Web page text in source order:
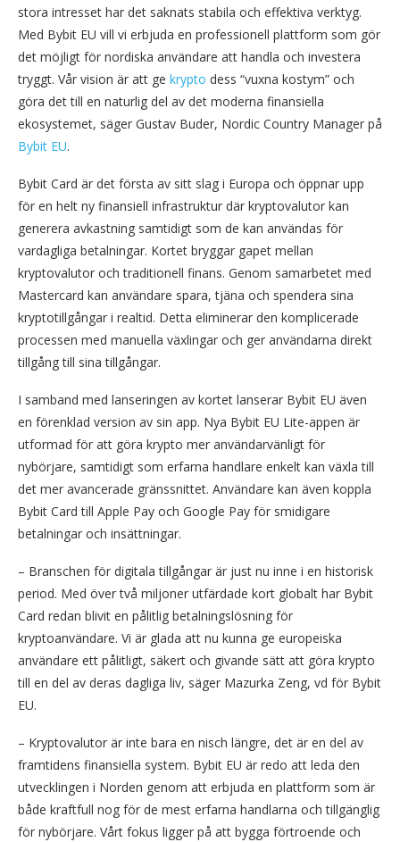
stora intresset har det saknats stabila och effektiva verktyg.
Med Bybit EU vill vi erbjuda en professionell plattform som gör
det möjligt för nordiska användare att handla och investera
tryggt. Vår vision är att ge krypto dess “vuxna kostym” och
göra det till en naturlig del av det moderna finansiella
ekosystemet, säger Gustav Buder, Nordic Country Manager på
Bybit EU.
Bybit Card är det första av sitt slag i Europa och öppnar upp
för en helt ny finansiell infrastruktur där kryptovalutor kan
generera avkastning samtidigt som de kan användas för
vardagliga betalningar. Kortet bryggar gapet mellan
kryptovalutor och traditionell finans. Genom samarbetet med
Mastercard kan användare spara, tjäna och spendera sina
kryptotillgångar i realtid. Detta eliminerar den komplicerade
processen med manuella växlingar och ger användarna direkt
tillgång till sina tillgångar.
I samband med lanseringen av kortet lanserar Bybit EU även
en förenklad version av sin app. Nya Bybit EU Lite-appen är
utformad för att göra krypto mer användarvänligt för
nybörjare, samtidigt som erfarna handlare enkelt kan växla till
det mer avancerade gränssnittet. Användare kan även koppla
Bybit Card till Apple Pay och Google Pay för smidigare
betalningar och insättningar.
– Branschen för digitala tillgångar är just nu inne i en historisk
period. Med över två miljoner utfärdade kort globalt har Bybit
Card redan blivit en pålitlig betalningslösning för
kryptoanvändare. Vi är glada att nu kunna ge europeiska
användare ett pålitligt, säkert och givande sätt att göra krypto
till en del av deras dagliga liv, säger Mazurka Zeng, vd för Bybit
EU.
– Kryptovalutor är inte bara en nisch längre, det är en del av
framtidens finansiella system. Bybit EU är redo att leda den
utvecklingen i Norden genom att erbjuda en plattform som är
både kraftfull nog för de mest erfarna handlarna och tillgänglig
för nybörjare. Vårt fokus ligger på att bygga förtroende och